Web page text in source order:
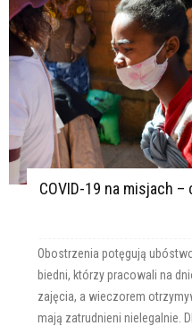
COVID-19 na misjach
Obostrzenia potęgują
biedni, którzy pracowali na
zajęcia, a wieczorem
mają zatrudnieni nielegalnie.